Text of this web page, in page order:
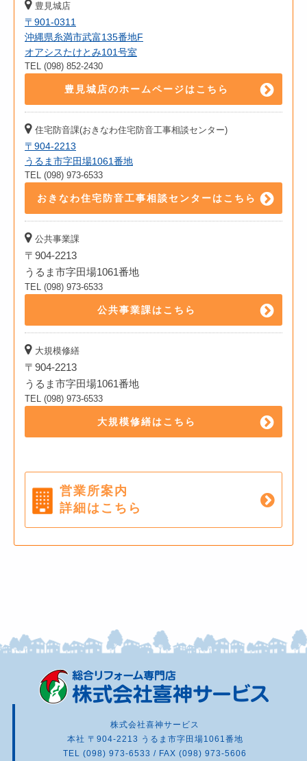
豊見城店
〒901-0311
沖縄県糸満市武富135番地F
オアシスたけとみ101号室
TEL (098) 852-2430
豊見城店のホームページはこちら
住宅防音課(おきなわ住宅防音工事相談センター)
〒904-2213
うるま市字田場1061番地
TEL (098) 973-6533
おきなわ住宅防音工事相談センターはこちら
公共事業課
〒904-2213
うるま市字田場1061番地
TEL (098) 973-6533
公共事業課はこちら
大規模修繕
〒904-2213
うるま市字田場1061番地
TEL (098) 973-6533
大規模修繕はこちら
営業所案内
詳細はこちら
株式会社喜神サービス
本社 〒904-2213 うるま市字田場1061番地
TEL (098) 973-6533 / FAX (098) 973-5606